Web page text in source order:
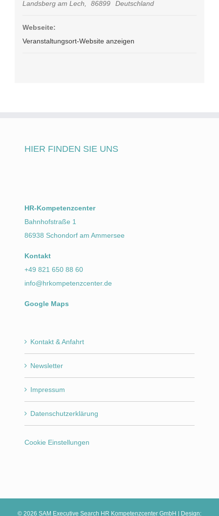
Landsberg am Lech, 86899 Deutschland
Webseite:
Veranstaltungsort-Website anzeigen
HIER FINDEN SIE UNS
HR-Kompetenzcenter
Bahnhofstraße 1
86938 Schondorf am Ammersee
Kontakt
+49 821 650 88 60
info@hrkompetenzcenter.de
Google Maps
Kontakt & Anfahrt
Newsletter
Impressum
Datenschutzerklärung
Cookie Einstellungen
© 2026 SAM Executive Search HR Kompetenzcenter GmbH | Design: